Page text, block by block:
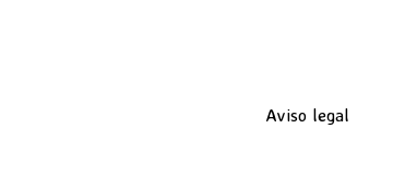
Aviso legal